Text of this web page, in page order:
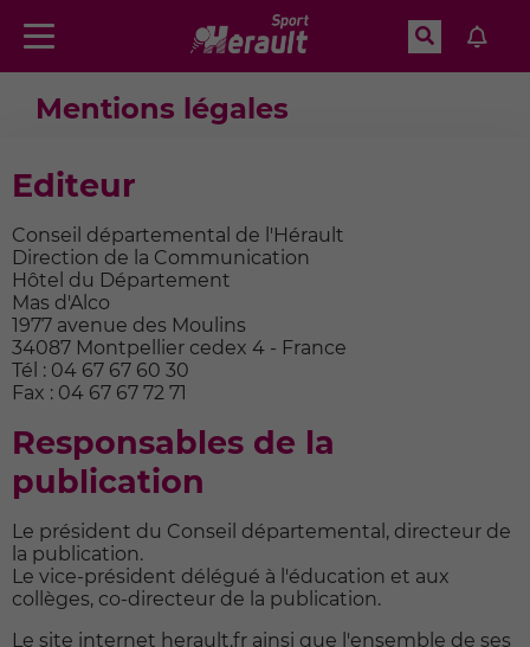
Aller à la recherche
Menu
Mentions légales
Editeur
Conseil départemental de l'Hérault
Direction de la Communication
Hôtel du Département
Mas d'Alco
1977 avenue des Moulins
34087 Montpellier cedex 4 - France
Tél : 04 67 67 60 30
Fax : 04 67 67 72 71
Responsables de la
publication
Le président du Conseil départemental, directeur de
la publication.
Le vice-président délégué à l'éducation et aux
collèges, co-directeur de la publication.
Le site internet herault.fr ainsi que l'ensemble de ses